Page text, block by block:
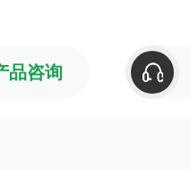
品咨询